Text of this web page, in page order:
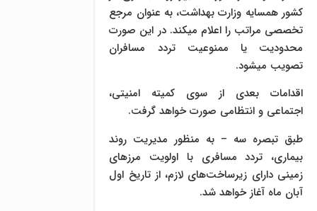
کشور همسایه وزارت بهداشت، به عنوان مرجع
تخصصی مراتب را اعلام میکند. در این صورت
محدودیت یا ممنوعیت تردد مسافران
تصویب میشود.
اقدامات بعدی از سوی کمیته امنیتی،
اجتماعی و انتظامی صورت خواهد گرفت.
طبق تبصره سه – به منظور مدیریت روند
بیماری، تردد مسافری با اولویت مرزهای
زمینی دارای زیرساخت‌های لازم، از تاریخ اول
آبان ماه آغاز خواهد شد.